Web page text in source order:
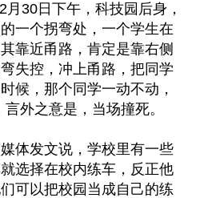
月30日下午，科技园后身，
一个拐弯处，一个学生在
靠近甬路，肯定是靠右侧
失控，冲上甬路，把同学
候，那个同学一动不动，
外之意是，当场撞死。
体发文说，学校里有一些
选择在校内练车，反正他
可以把校园当成自己的练